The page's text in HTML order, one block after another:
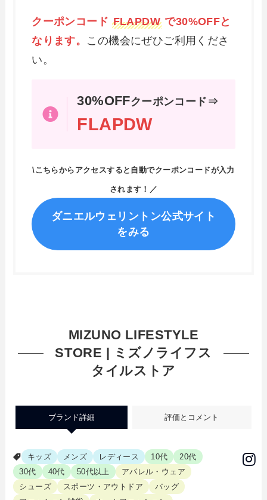
クーポンコード FLAPDWで30%OFFと
なります。 この機会にぜひご利用くださ
い。
30%OFFクーポンコード⇒
FLAPDW
\こちらからアクセスすると自動でクーポンコードが入力
されます！／
ダニエルウェリントン公式サイト
をみる
MIZUNO LIFESTYLE
STORE | ミズノライフス
タイルストア
ブランド詳細 評価とコメント
キッズ メンズ レディース 10代
20代
30代
40代 50代以上
アパレル・ウェア
シューズ
スポーツ・アウトドア
バッグ